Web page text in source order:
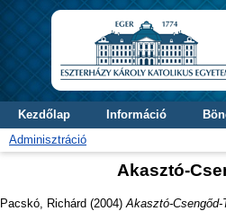
Kezdőlap Információ
Adminisztráció
Akasztó-
Pacskó, Richárd (2004) Akasztó-